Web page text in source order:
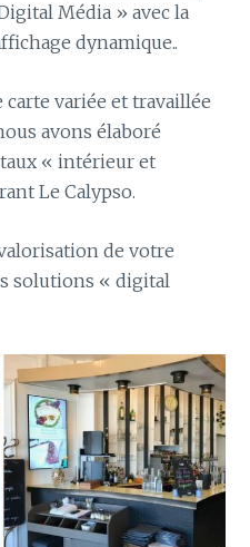
Média » avec la
dynamique..
variée et travaillée
avons élaboré
« intérieur et
Le Calypso.
de votre
solutions « digital